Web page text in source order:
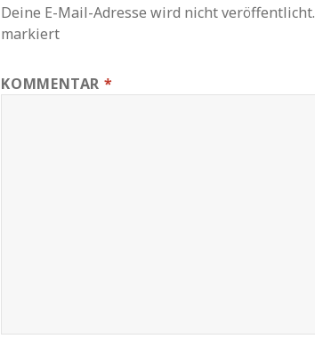
Deine E-Mail-Adresse wird nicht veröffentlicht.
markiert
KOMMENTAR *